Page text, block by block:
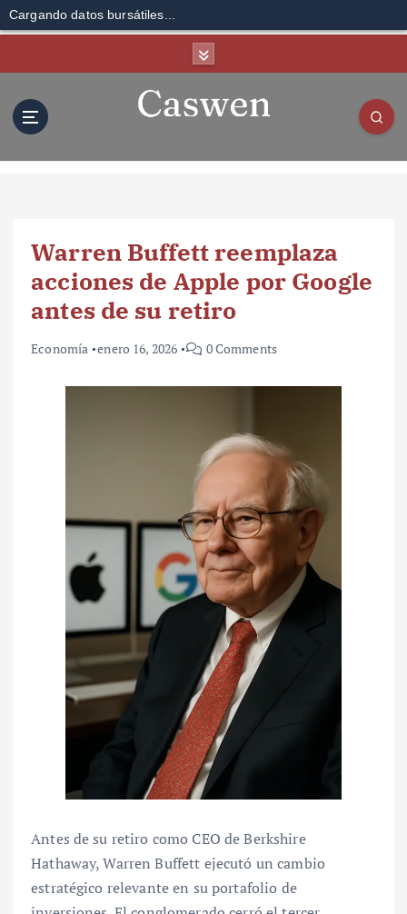
Cargando datos bursátiles...
Warren Buffett reemplaza
acciones de Apple por Google
antes de su retiro
Economía enero 16, 2026 0 Comments
Antes de su retiro como CEO de Berkshire
Hathaway, Warren Buffett ejecutó un cambio
estratégico relevante en su portafolio de